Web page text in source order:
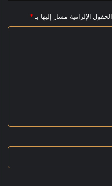
الحقول الإلزامية مشار إليها بـ *